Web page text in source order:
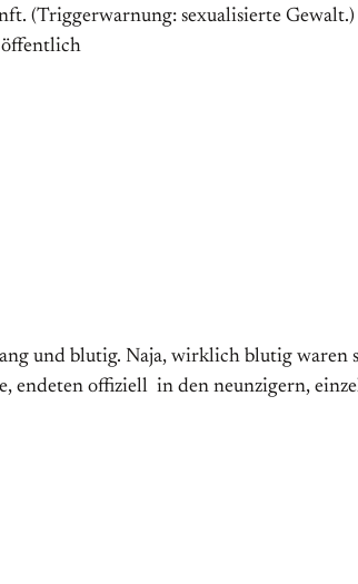
(Triggerwarnung: sexualisierte
öffentlich
und blutig. Naja, wirklich blutig waren
endeten offiziell in den neunzigern,